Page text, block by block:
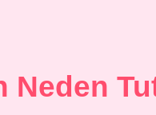
Neden